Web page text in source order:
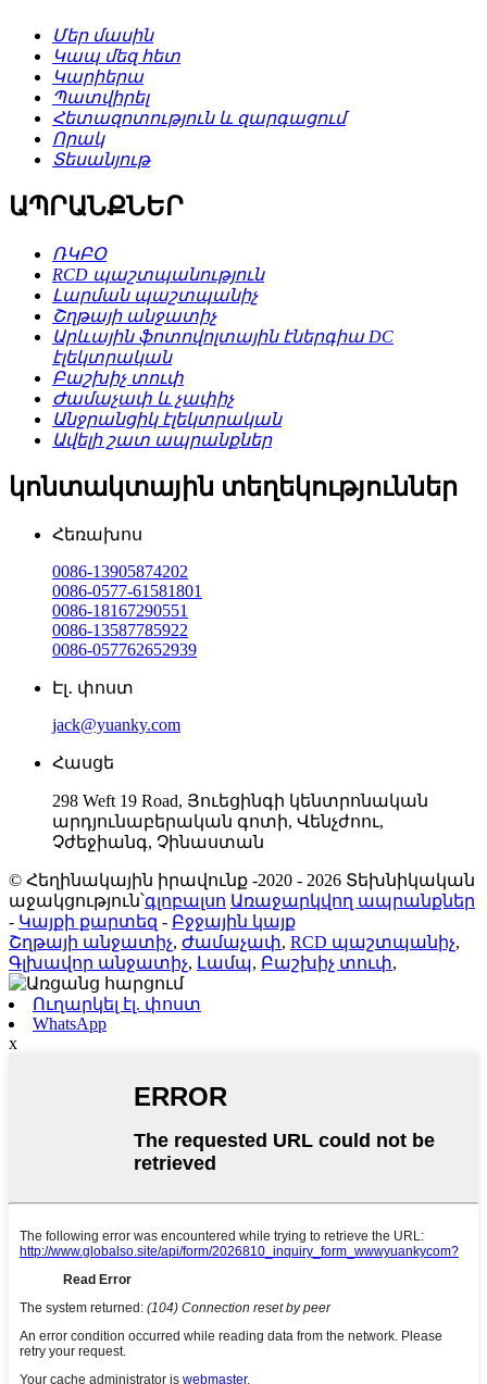
Մեր մասին
Կապ մեզ հետ
Կարիերա
Պատվիրել
Հետազոտություն և զարգացում
Որակ
Տեսանյութ
ԱՊՐԱՆՔՆԵՐ
ՌԿԲՕ
RCD պաշտպանություն
Լարման պաշտպանիչ
Շղթայի անջատիչ
Արևային ֆոտովոլտային էներգիա DC
էլեկտրական
Բաշխիչ տուփ
Ժամաչափ և չափիչ
Անջրանցիկ էլեկտրական
Ավելի շատ ապրանքներ
կոնտակտային տեղեկություններ
Հեռախոս
0086-13905874202
0086-0577-61581801
0086-18167290551
0086-13587785922
0086-057762652939
Էլ․ փոստ
jack@yuanky.com
Հասցե
298 Weft 19 Road, Յուեցինգի կենտրոնական
արդյունաբերական գոտի, Վենչժոու,
Չժեջիանգ, Չինաստան
© Հեղինակային իրավունք -2020 - 2026 Տեխնիկական
աջակցություն՝գլոբալսո Առաջարկվող ապրանքներ
- Կայքի քարտեզ - Բջջային կայք
Շղթայի անջատիչ, Ժամաչափ, RCD պաշտպանիչ,
Գլխավոր անջատիչ, Լամպ, Բաշխիչ տուփ,
Ուղարկել էլ. փոստ
WhatsApp
x